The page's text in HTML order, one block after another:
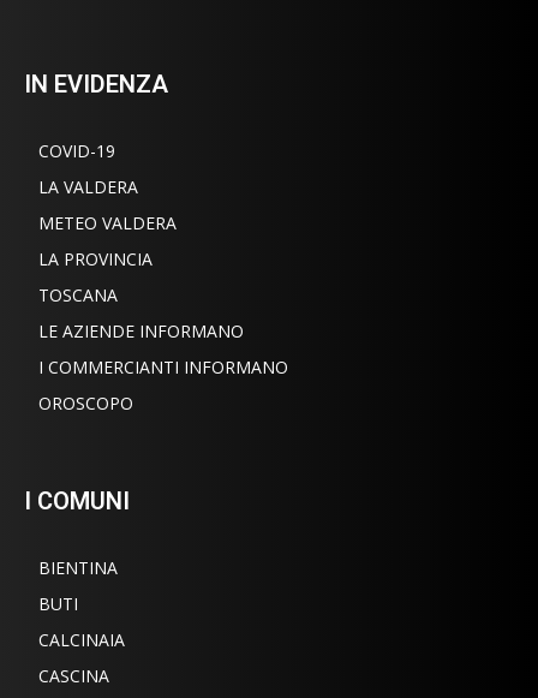
IN EVIDENZA
COVID-19
LA VALDERA
METEO VALDERA
LA PROVINCIA
TOSCANA
LE AZIENDE INFORMANO
I COMMERCIANTI INFORMANO
OROSCOPO
I COMUNI
BIENTINA
BUTI
CALCINAIA
CASCINA